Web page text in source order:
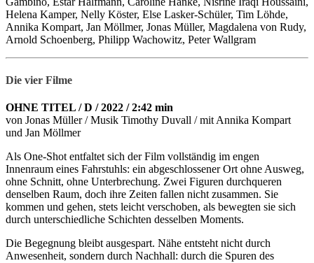
Helena Kamper, Nelly Köster, Else Lasker-Schüler, Tim Löhde,
Annika Kompart, Jan Möllmer, Jonas Müller, Magdalena von Rudy,
Arnold Schoenberg, Philipp Wachowitz, Peter Wallgram
Die vier Filme
OHNE TITEL / D / 2022 / 2:42 min
von Jonas Müller / Musik Timothy Duvall / mit Annika Kompart
und Jan Möllmer
Als One-Shot entfaltet sich der Film vollständig im engen
Innenraum eines Fahrstuhls: ein abgeschlossener Ort ohne Ausweg,
ohne Schnitt, ohne Unterbrechung. Zwei Figuren durchqueren
denselben Raum, doch ihre Zeiten fallen nicht zusammen. Sie
kommen und gehen, stets leicht verschoben, als bewegten sie sich
durch unterschiedliche Schichten desselben Moments.
Die Begegnung bleibt ausgespart. Nähe entsteht nicht durch
Anwesenheit, sondern durch Nachhall: durch die Spuren des